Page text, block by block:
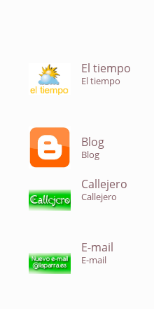
El tiempo
El tiempo
Blog
Blog
Callejero
Callejero
E-mail
E-mail